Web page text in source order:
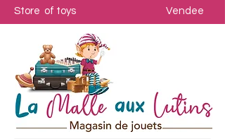
Store of toys Vendee